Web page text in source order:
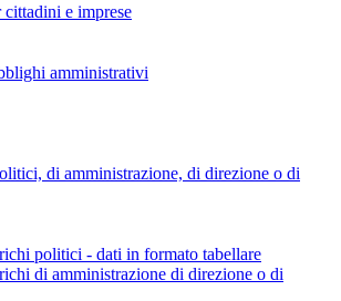
e imprese
amministrativi
di amministrazione, di direzione o di
politici - dati in formato tabellare
di amministrazione di direzione o di